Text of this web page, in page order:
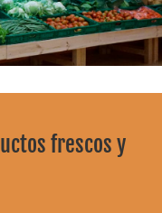
frescos y